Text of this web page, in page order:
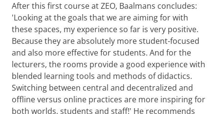
After this first course at ZEO, Baalmans concludes:
'Looking at the goals that we are aiming for with
these spaces, my experience so far is very positive.
Because they are absolutely more student-focused
and also more effective for students. And for the
lecturers, the rooms provide a good experience with
blended learning tools and methods of didactics.
Switching between central and decentralized and
offline versus online practices are more inspiring for
both worlds, students and staff!' He recommends